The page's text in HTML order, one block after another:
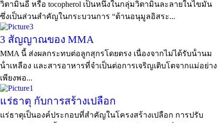
วิตามินอี หรือ tocopherol เป็นหนึ่งในกลุ่มวิตามินละลายในไขมัน
ซึ่งเป็นส่วนสำคัญในกระบวนการ “ต้านอนุมูลอิสระ...
3 สัญญาณของ MMA
MMA นี้ ส่งผลกระทบต่อลูกสุกรโดยตรง เนื่องจากไม่ได้รับน้ํานม
น้ําเหลือง และสารอาหารที่จําเป็นต่อการเจริญเติบโตจากแม่อย่าง
เพียงพอ...
แร่ธาตุ กับการสร้างเปลือก
แร่ธาตุเป็นองค์ประกอบที่สำคัญในโครงสร้างเปลือก การปรับ